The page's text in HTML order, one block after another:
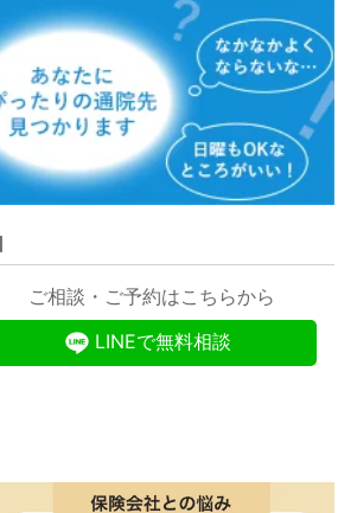
ご相談・ご予約はこちらから
LINEで無料相談